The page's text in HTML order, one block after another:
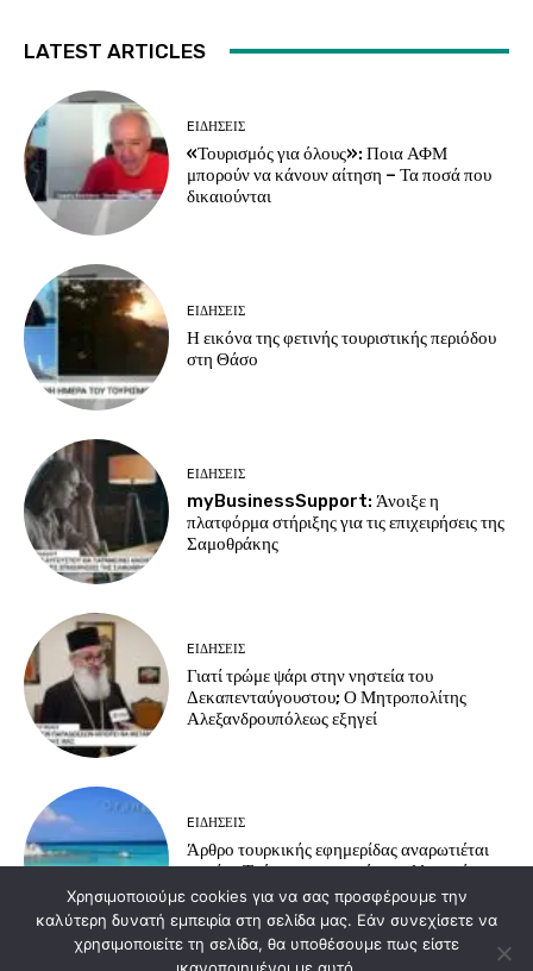
LATEST ARTICLES
EΙΔΗΣΕΙΣ
«Τουρισμός για όλους»: Ποια ΑΦΜ
μπορούν να κάνουν αίτηση – Τα ποσά που
δικαιούνται
EΙΔΗΣΕΙΣ
Η εικόνα της φετινής τουριστικής περιόδου
στη Θάσο
EΙΔΗΣΕΙΣ
myBusinessSupport: Άνοιξε η
πλατφόρμα στήριξης για τις επιχειρήσεις της
Σαμοθράκης
EΙΔΗΣΕΙΣ
Γιατί τρώμε ψάρι στην νηστεία του
Δεκαπενταύγουστου; Ο Μητροπολίτης
Αλεξανδρουπόλεως εξηγεί
EΙΔΗΣΕΙΣ
Άρθρο τουρκικής εφημερίδας αναρωτιέται
γιατί οι Τούρκοι προτιμούν τα ελληνικά
νησιά για διακοπές
Χρησιμοποιούμε cookies για να σας προσφέρουμε την
καλύτερη δυνατή εμπειρία στη σελίδα μας. Εάν συνεχίσετε να
χρησιμοποιείτε τη σελίδα, θα υποθέσουμε πως είστε